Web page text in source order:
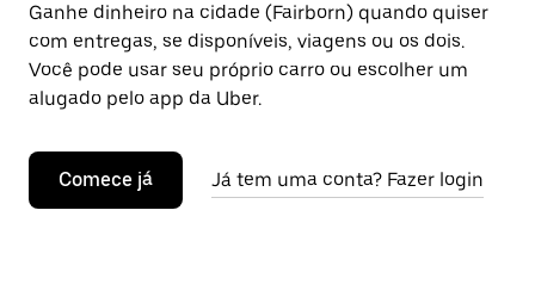
Ganhe dinheiro na cidade (Fairborn) quando quiser
com entregas, se disponíveis, viagens ou os dois.
Você pode usar seu próprio carro ou escolher um
alugado pelo app da Uber.
Comece já Já tem uma conta? Fazer login